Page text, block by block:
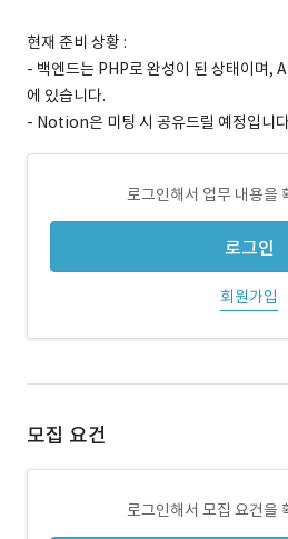
현재 준비 상황 :
- 백엔드는 PHP로 완성이 된 상태이며,
에 있습니다.
- Notion은 미팅 시 공유드릴 예정입니
로그인해서 업무 내용을
로그인
회원가입
모집 요건
로그인해서 모집 요건을